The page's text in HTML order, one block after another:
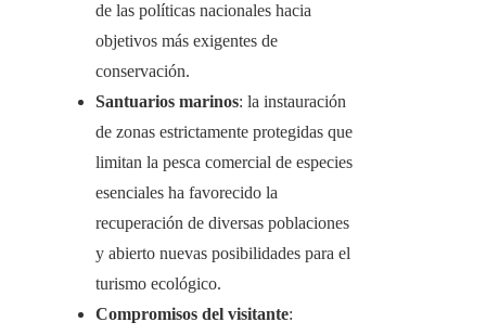
de las políticas nacionales hacia
objetivos más exigentes de
conservación.
Santuarios marinos: la instauración
de zonas estrictamente protegidas que
limitan la pesca comercial de especies
esenciales ha favorecido la
recuperación de diversas poblaciones
y abierto nuevas posibilidades para el
turismo ecológico.
Compromisos del visitante: